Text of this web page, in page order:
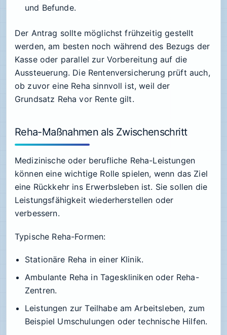
und Befunde.
Der Antrag sollte möglichst frühzeitig gestellt
werden, am besten noch während des Bezugs der
Kasse oder parallel zur Vorbereitung auf die
Aussteuerung. Die Rentenversicherung prüft auch,
ob zuvor eine Reha sinnvoll ist, weil der
Grundsatz Reha vor Rente gilt.
Reha-Maßnahmen als Zwischenschritt
Medizinische oder berufliche Reha-Leistungen
können eine wichtige Rolle spielen, wenn das Ziel
eine Rückkehr ins Erwerbsleben ist. Sie sollen die
Leistungsfähigkeit wiederherstellen oder
verbessern.
Typische Reha-Formen:
Stationäre Reha in einer Klinik.
Ambulante Reha in Tageskliniken oder Reha-
Zentren.
Leistungen zur Teilhabe am Arbeitsleben, zum
Beispiel Umschulungen oder technische Hilfen.